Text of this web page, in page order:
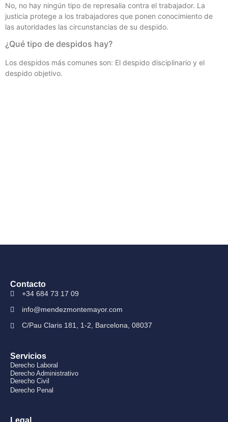
No, no hay ningún tipo de represalia contra el trabajador. La
justicia protege a los trabajadores que ponen conocimiento de
las autoridades las circunstancias de su despido.
¿Qué tipo de despidos hay?
Los despidos más comunes son: El despido disciplinario y el
despido objetivo.
Contacto
+34 684 73 17 09
info@mendezmontemayor.com
C/Pau Claris 181, 1-2, Barcelona, 08037
Servicios
Derecho Laboral
Derecho Administrativo
Derecho Civil
Derecho Penal
Legal